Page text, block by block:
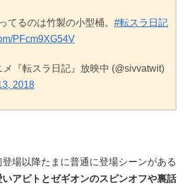
てるのは竹製の小型桶。 #転スラ日記
PFcm9XG54V
『転スラ日記』放映中 (@sivvatwit)
2018
場以降たまに普通に登場シーンがある
アピトとゼギオンのスピンオフや裏話